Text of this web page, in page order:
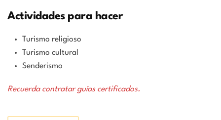
Actividades para hacer
Turismo religioso
Turismo cultural
Senderismo
Recuerda contratar guías certificados.